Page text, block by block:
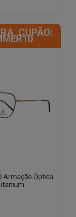
CUPÃO:
Armação Óptica